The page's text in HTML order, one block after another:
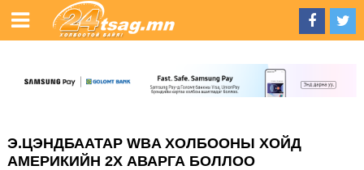
Э.ЦЭНДБААТАР WBA ХОЛБООНЫ ХОЙД
АМЕРИКИЙН 2X АВАРГА БОЛЛОО